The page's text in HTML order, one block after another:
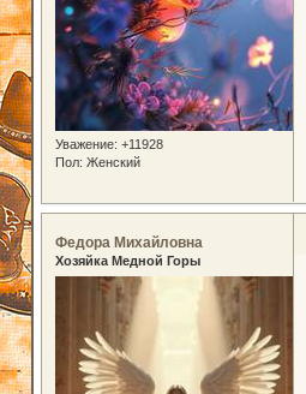
Уважение: +11928
Пол: Женский
Федора Михайловна
Хозяйка Медной Горы